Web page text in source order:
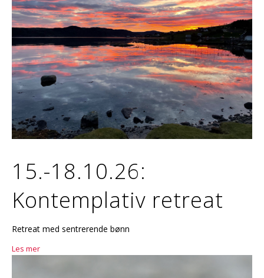
15.-18.10.26:
Kontemplativ retreat
Retreat med sentrerende bønn
Les mer